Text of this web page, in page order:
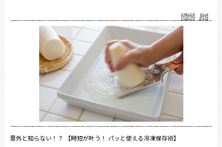
意外と知らない！？ 【時短が叶う！ パッと使える冷凍保存術】